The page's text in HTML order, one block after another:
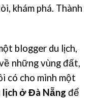
khám phá. Thành
blogger du lịch,
những vùng đất,
có cho mình một
ở Đà Nẵng để